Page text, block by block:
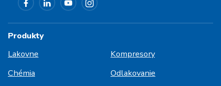
Produkty
Lakovne
Kompresory
Chémia
Odlakovanie